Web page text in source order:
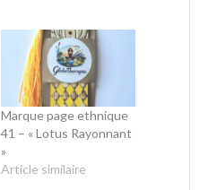
Marque page ethnique
41 – « Lotus Rayonnant
»
Article similaire